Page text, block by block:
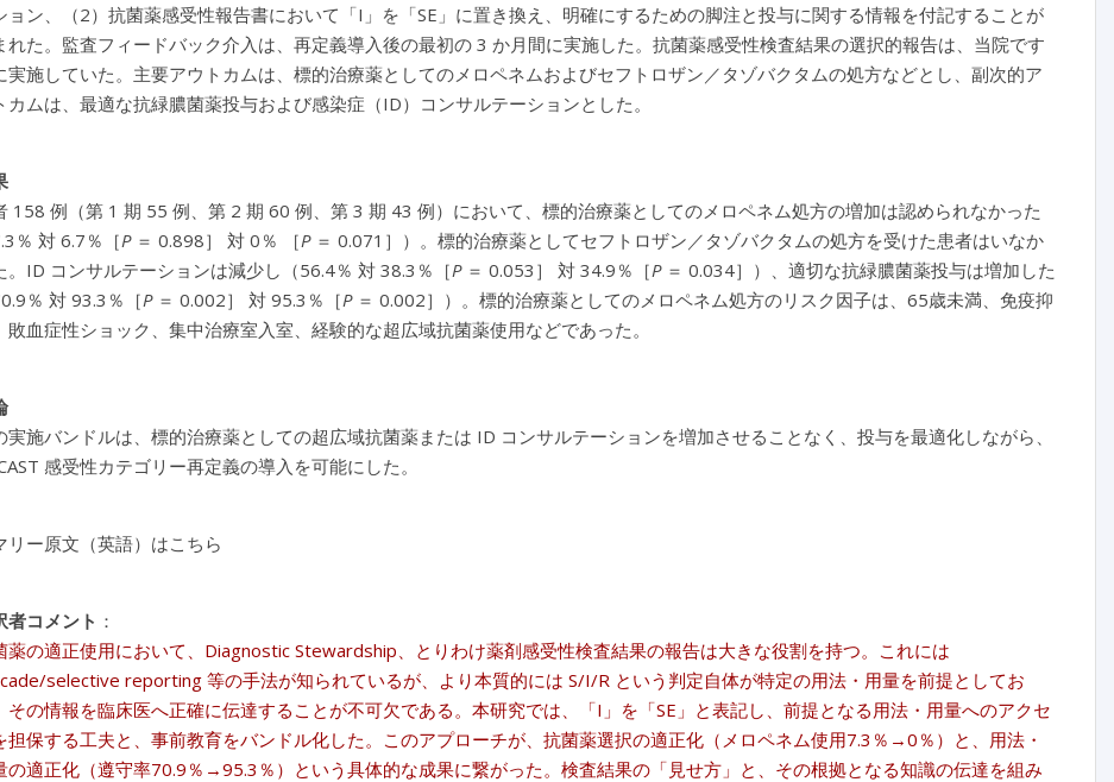
ョン、（2）抗菌薬感受性報告書において「I」を「SE」に置き換え、明確にするための脚注と投与に関する情報を付記することが
れた。監査フィードバック介入は、再定義導入後の最初の 3 か月間に実施した。抗菌薬感受性検査結果の選択的報告は、当院です
実施していた。主要アウトカムは、標的治療薬としてのメロペネムおよびセフトロザン／タゾバクタムの処方などとし、副次的ア
カムは、最適な抗緑膿菌薬投与および感染症（ID）コンサルテーションとした。
158 例（第 1 期 55 例、第 2 期 60 例、第 3 期 43 例）において、標的治療薬としてのメロペネム処方の増加は認められなかった
％ 対 6.7％［P ＝ 0.898］ 対 0％ ［P ＝ 0.071］）。標的治療薬としてセフトロザン／タゾバクタムの処方を受けた患者はいなか
。ID コンサルテーションは減少し（56.4％ 対 38.3％［P ＝ 0.053］ 対 34.9％［P ＝ 0.034］）、適切な抗緑膿菌薬投与は増加した
％ 対 93.3％［P ＝ 0.002］ 対 95.3％［P ＝ 0.002］）。標的治療薬としてのメロペネム処方のリスク因子は、65歳未満、免疫抑
敗血症性ショック、集中治療室入室、経験的な超広域抗菌薬使用などであった。
実施バンドルは、標的治療薬としての超広域抗菌薬または ID コンサルテーションを増加させることなく、投与を最適化しながら、
感受性カテゴリー再定義の導入を可能にした。
リー原文（英語）はこちら
者コメント ：
薬の適正使用において、Diagnostic Stewardship、とりわけ薬剤感受性検査結果の報告は大きな役割を持つ。これには
selective reporting 等の手法が知られているが、より本質的には S/I/R という判定自体が特定の用法・用量を前提としてお
その情報を臨床医へ正確に伝達することが不可欠である。本研究では、「I」を「SE」と表記し、前提となる用法・用量へのアクセ
担保する工夫と、事前教育をバンドル化した。このアプローチが、抗菌薬選択の適正化（メロペネム使用7.3％→0％）と、用法・
の適正化（遵守率70.9％→95.3％）という具体的な成果に繋がった。検査結果の「見せ方」と、その根拠となる知識の伝達を組み